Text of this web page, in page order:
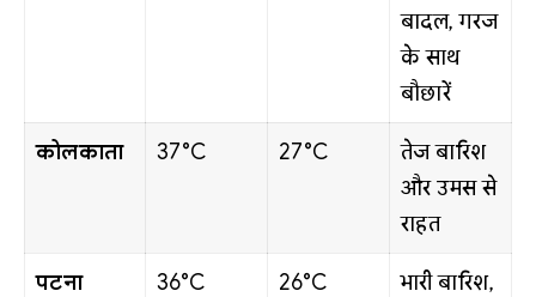
बादल, गरज
के साथ
बौछारें
कोलकाता 37°C 27°C
तेज बारिश
और उमस से
राहत
पटना 36°C 26°C
भारी बारिश,